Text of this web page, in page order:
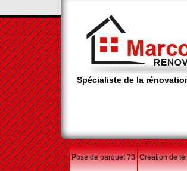
Spécialiste de la
Pose de parquet 73 Création de